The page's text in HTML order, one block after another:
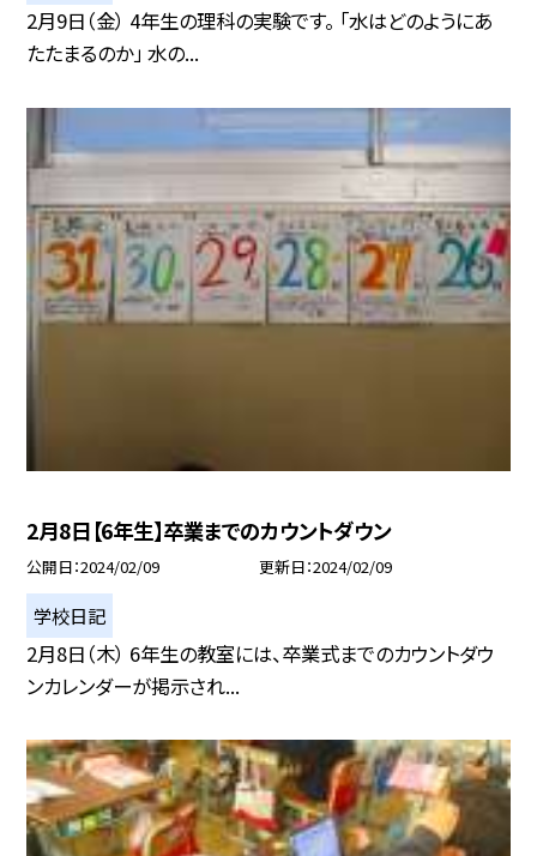
2月9日（金） 4年生の理科の実験です。 「水はどのようにあ
たたまるのか」 水の...
2月8日【6年生】卒業までのカウントダウン
公開日 2024/02/09 更新日 2024/02/09
学校日記
2月8日（木） 6年生の教室には、卒業式までのカウントダウ
ンカレンダーが掲示され...